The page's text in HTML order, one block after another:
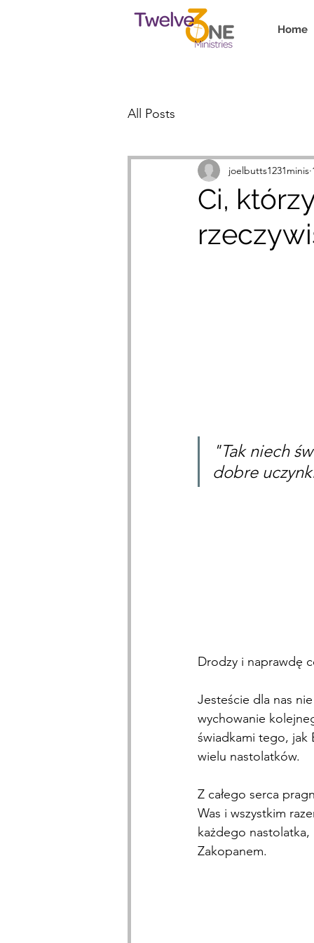
Home
All Posts
Ci,
joelbutts1231minis
"Tak niech
dobre
Drodzy i naprawdę
Jesteście dla nas
wychowanie
świadkami tego, jak
wielu nastolatków.
Z całego serca
Was i wszystkim
każdego nastolatka,
Zakopanem.